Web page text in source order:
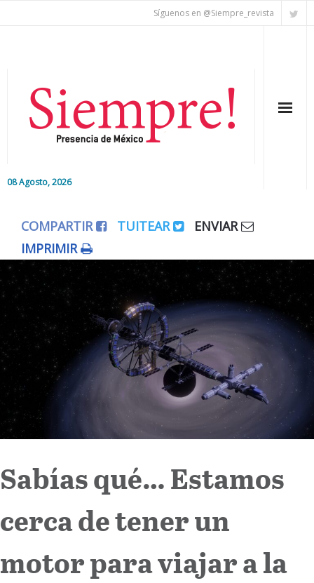
Síguenos en @Siempre_revista
08 Agosto, 2026
Editorial
Nacional
Colaboradores
Internacional
Cultura
COMPARTIR TUITEAR
ENVIAR
IMPRIMIR
Sabías qué… Estamos
cerca de tener un
motor para viajar a la